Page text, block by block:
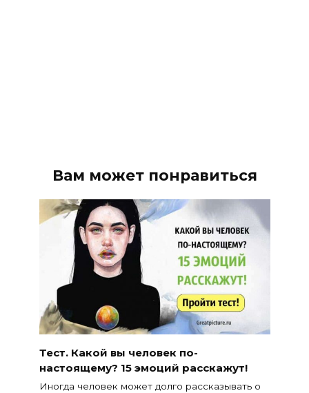
Вам может понравиться
Тест. Какой вы человек по-
настоящему? 15 эмоций расскажут!
Иногда человек может долго рассказывать о